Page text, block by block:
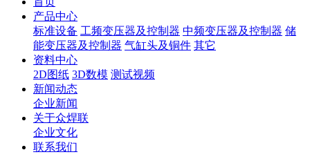
产品中心
标准设备 工频变压器及控制器 中频变压器及控制器 储
能变压器及控制器 气缸头及铜件 其它
资料中心
2D图纸 3D数模 测试视频
新闻动态
企业新闻
关于众焊联
企业文化
联系我们